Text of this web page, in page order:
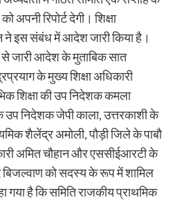
अपनी रिपोर्ट देगी। शिक्षा
ने इस संबंध में आदेश जारी किया है।
से जारी आदेश के मुताबिक सात
के मुख्य शिक्षा अधिकारी
शिक्षा की उप निदेशक कमला
उप निदेशक जेपी काला, उत्तरकाशी के
शैलेंद्र अमोली, पौड़ी जिले के पाबौ
अमित चौहान और एससीईआरटी के
को सदस्य के रूप में शामिल
है कि समिति राजकीय प्राथमिक